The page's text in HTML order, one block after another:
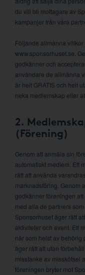
du vill bli mottagare av
kampanjer från våra
Följande allmänna
www.sponsorhuset.se.
godkänner och
användare de allmänna
är helt GRATIS och helt
neka medlemskap eller
2.
(Förening)
Genom att anmäla sin
automatiskt medlem. Ett
rätt att använda
marknadsföring. Genom
godkänner föreningen
med alla de partners
Sponsorhuset äger rätt
aktiviteter och event. Ett
när som helst av
äger rätt att utan
misstanke av misskötsel
föreningen bryter mot